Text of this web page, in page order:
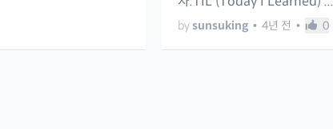
by sunsuking • 4년 전 • 0